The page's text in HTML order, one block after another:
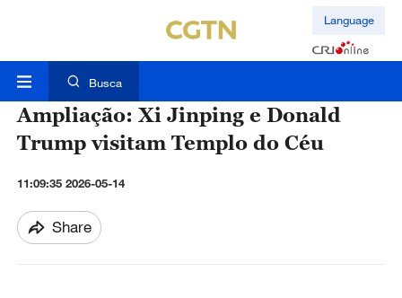
Language
Busca
Ampliação: Xi Jinping e Donald
Trump visitam Templo do Céu
11:09:35 2026-05-14
Share